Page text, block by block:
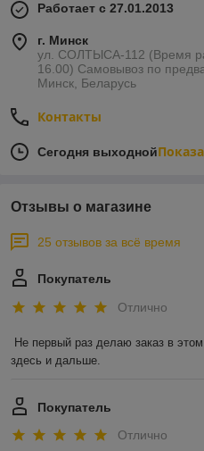
Работает с 27.01.2013
г. Минск
ул. СОЛТЫСА-112 (Время
16.00) Самовывоз по
Минск, Беларусь
Контакты
Сегодня выходной
Отзывы о магазине
25 отзывов за всё время
Покупатель
Отлично
Не первый раз делаю заказ в
здесь и дальше.
Покупатель
Отлично